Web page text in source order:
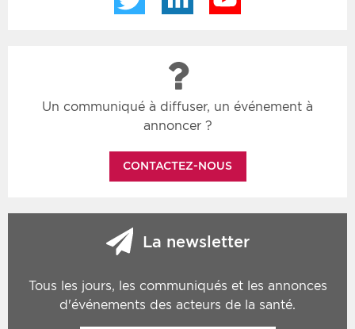
Un communiqué à diffuser, un événement à
annoncer ?
CONTACTEZ-NOUS
La newsletter
Tous les jours, les communiqués et les annonces
d'événements des acteurs de la santé.